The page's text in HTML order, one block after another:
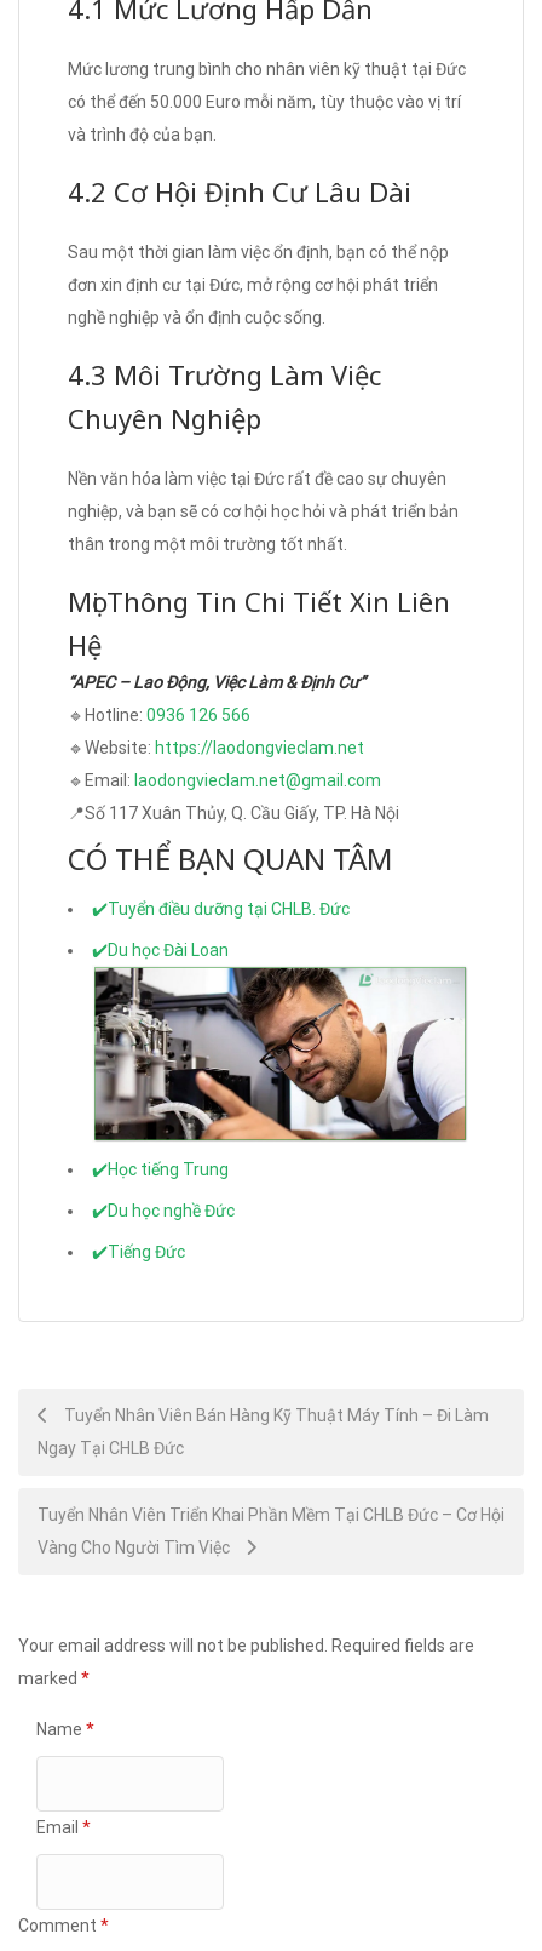
4.1 Mức Lương Hấp Dẫn
Mức lương trung bình cho nhân viên kỹ thuật tại Đức
có thể đến 50.000 Euro mỗi năm, tùy thuộc vào vị trí
và trình độ của bạn.
4.2 Cơ Hội Định Cư Lâu Dài
Sau một thời gian làm việc ổn định, bạn có thể nộp
đơn xin định cư tại Đức, mở rộng cơ hội phát triển
nghề nghiệp và ổn định cuộc sống.
4.3 Môi Trường Làm Việc
Chuyên Nghiệp
Nền văn hóa làm việc tại Đức rất đề cao sự chuyên
nghiệp, và bạn sẽ có cơ hội học hỏi và phát triển bản
thân trong một môi trường tốt nhất.
Mọi Thông Tin Chi Tiết Xin Liên
Hệ
“APEC – Lao Động, Việc Làm & Định Cư”
🔹Hotline: 0936 126 566
🔹Website: https://laodongvieclam.net
🔹Email: laodongvieclam.net@gmail.com
📍Số 117 Xuân Thủy, Q. Cầu Giấy, TP. Hà Nội
CÓ THỂ BẠN QUAN TÂM
✔️Tuyển điều dưỡng tại CHLB. Đức
✔️Du học Đài Loan
✔️Học tiếng Trung
✔️Du học nghề Đức
✔️Tiếng Đức
Post
navigation
Tuyển Nhân Viên Bán Hàng Kỹ Thuật Máy Tính – Đi Làm
Ngay Tại CHLB Đức
Tuyển Nhân Viên Triển Khai Phần Mềm Tại CHLB Đức – Cơ Hội
Vàng Cho Người Tìm Việc
Your email address will not be published.
Required fields are
marked *
Name *
Email *
Comment *